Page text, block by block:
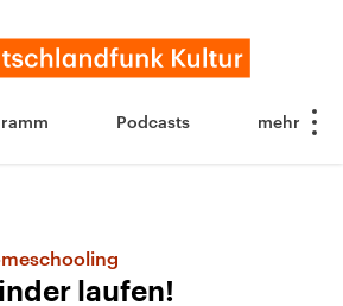
Podcasts
laufen!